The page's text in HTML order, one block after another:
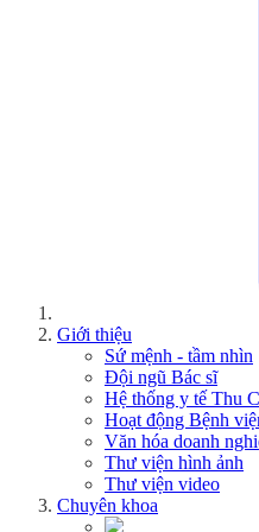
Giới thiệu
Sứ mệnh - tầm nhìn
Đội ngũ Bác sĩ
Hệ thống y tế Thu
Hoạt động Bệnh
Văn hóa doanh
Thư viện hình ảnh
Thư viện video
Chuyên khoa